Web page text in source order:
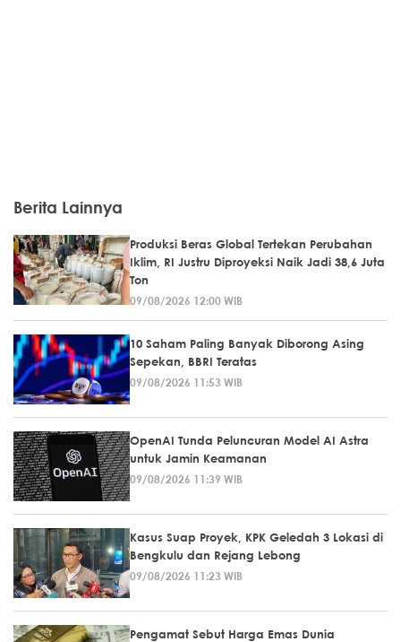
Berita Lainnya
Produksi Beras Global Tertekan Perubahan
Iklim, RI Justru Diproyeksi Naik Jadi 38,6 Juta
Ton
09/08/2026 12:00 WIB
10 Saham Paling Banyak Diborong Asing
Sepekan, BBRI Teratas
09/08/2026 11:53 WIB
OpenAI Tunda Peluncuran Model AI Astra
untuk Jamin Keamanan
09/08/2026 11:39 WIB
Kasus Suap Proyek, KPK Geledah 3 Lokasi di
Bengkulu dan Rejang Lebong
09/08/2026 11:23 WIB
Pengamat Sebut Harga Emas Dunia